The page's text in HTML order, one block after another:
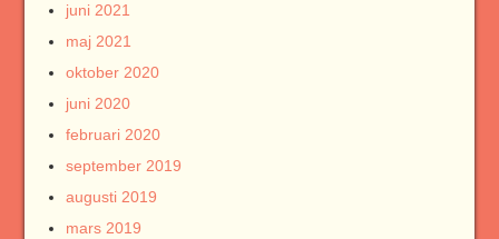
juni 2021
maj 2021
oktober 2020
juni 2020
februari 2020
september 2019
augusti 2019
mars 2019